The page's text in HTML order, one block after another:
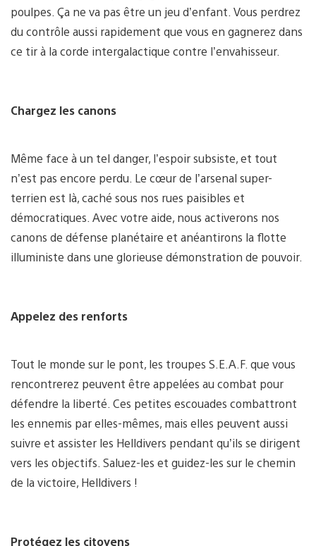
poulpes. Ça ne va pas être un jeu d’enfant. Vous perdrez
du contrôle aussi rapidement que vous en gagnerez dans
ce tir à la corde intergalactique contre l’envahisseur.
Chargez les canons
Même face à un tel danger, l’espoir subsiste, et tout
n’est pas encore perdu. Le cœur de l’arsenal super-
terrien est là, caché sous nos rues paisibles et
démocratiques. Avec votre aide, nous activerons nos
canons de défense planétaire et anéantirons la flotte
illuministe dans une glorieuse démonstration de pouvoir.
Appelez des renforts
Tout le monde sur le pont, les troupes S.E.A.F. que vous
rencontrerez peuvent être appelées au combat pour
défendre la liberté. Ces petites escouades combattront
les ennemis par elles-mêmes, mais elles peuvent aussi
suivre et assister les Helldivers pendant qu’ils se dirigent
vers les objectifs. Saluez-les et guidez-les sur le chemin
de la victoire, Helldivers !
Protégez les citoyens